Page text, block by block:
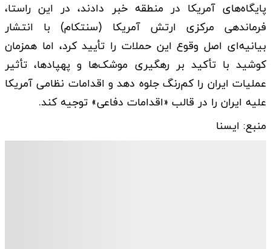
پایگاه‌های آمریکا در منطقه خبر دادند، در این راستا،
فرماندهی مرکزی ارتش آمریکا (سنتکام) با انتشار
بیانیه‌ای اصل وقوع این حملات را تأیید کرد، اما همزمان
کوشید با تأکید بر رهگیری موشک‌ها و پهپادها، تأثیر
عملیات ایران را کم‌رنگ جلوه دهد و اقدامات نظامی آمریکا
علیه ایران را در قالب «اقدامات دفاعی» توجیه کند.
منبع: ایسنا